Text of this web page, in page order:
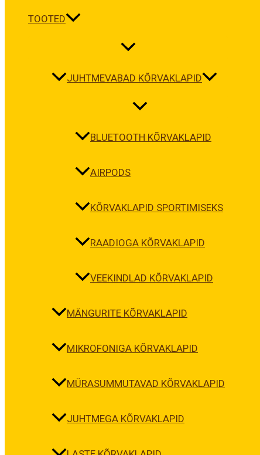
TOOTED
JUHTMEVABAD KÕRVAKLAPID
BLUETOOTH KÕRVAKLAPID
AIRPODS
KÕRVAKLAPID SPORTIMISEKS
RAADIOGA KÕRVAKLAPID
VEEKINDLAD KÕRVAKLAPID
MÄNGURITE KÕRVAKLAPID
MIKROFONIGA KÕRVAKLAPID
MÜRASUMMUTAVAD KÕRVAKLAPID
JUHTMEGA KÕRVAKLAPID